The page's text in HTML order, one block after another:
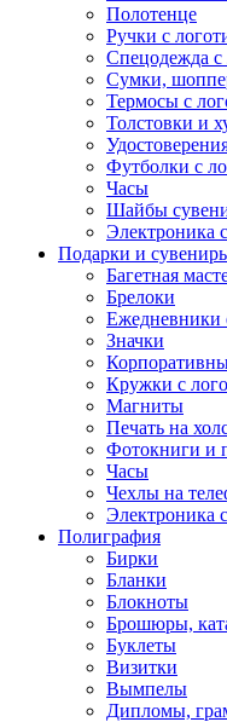
Полотенце
Ручки с
Спецодежда с
Сумки,
Термосы с
Толстовки и
Футболки с
Часы
Шайбы
Электроника
Подарки и
Багетная
Брелоки
Ежедневники
Значки
Кружки с
Магниты
Печать на
Фотокниги и
Часы
Чехлы на
Электроника
Полиграфия
Бирки
Бланки
Блокноты
Брошюры,
Буклеты
Визитки
Вымпелы
Дипломы,